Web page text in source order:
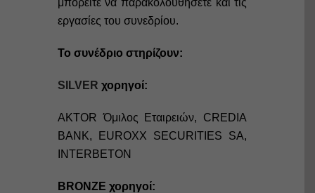
εργασίες του συνεδρίου.
Το συνέδριο στηρίζουν:
SILVER χορηγοί:
AKTOR Όμιλος Εταιρειών, CREDIA
BANK, EUROXX SECURITIES SA,
INTERBETON
BRONZE χορηγοί: